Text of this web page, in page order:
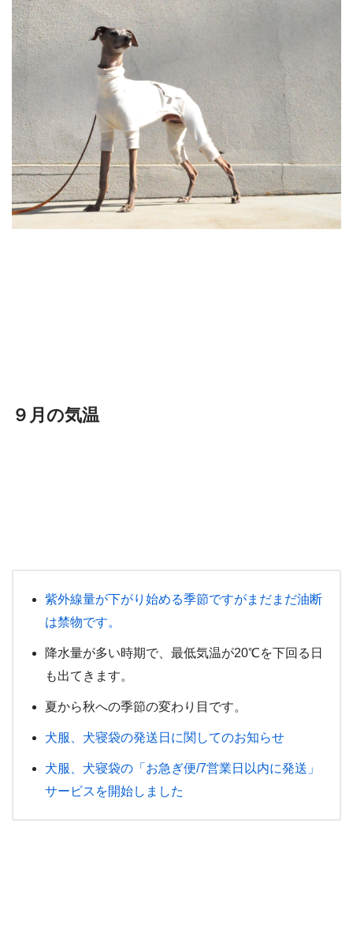
９月の気温
紫外線量が下がり始める季節ですがまだまだ油断
は禁物です。
降水量が多い時期で、最低気温が20℃を下回る日
も出てきます。
夏から秋への季節の変わり目です。
犬服、犬寝袋の発送日に関してのお知らせ
犬服、犬寝袋の「お急ぎ便/7営業日以内に発送」
サービスを開始しました